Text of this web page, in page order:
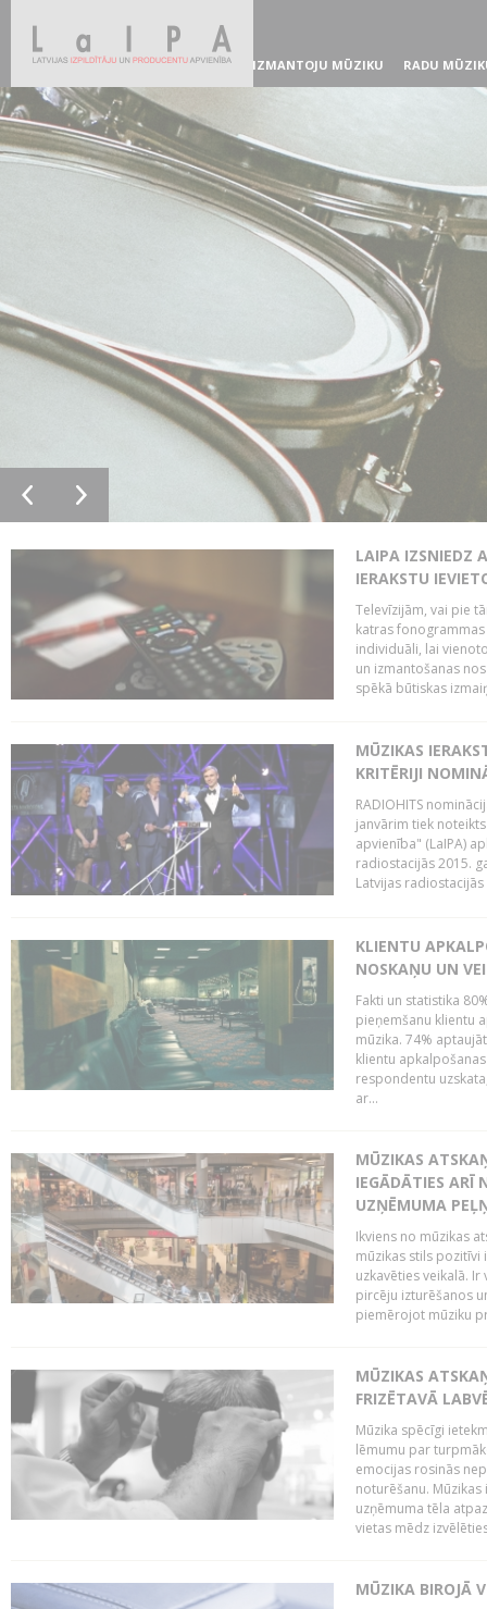
IZMANTOJU MŪZIKU RADU
LAIPA IZSNIEDZ
IERAKSTU
Televīzijām, vai pie
katras
individuāli, lai
un izmantošanas
spēkā būtiskas
MŪZIKAS
KRITĒRIJI
RADIOHITS
janvārim tiek
apvienība" (LaIPA)
radiostacijās 2015.
Latvijas
KLIENTU
NOSKAŅU UN
Fakti un statistika
pieņemšanu klientu
mūzika. 74%
klientu
respondentu
ar...
MŪZIKAS
IEGĀDĀTIES ARĪ
UZŅĒMUMA
Ikviens no mūzikas
mūzikas stils pozitīvi
uzkavēties veikalā.
pircēju izturēšanos
piemērojot mūziku
MŪZIKAS
FRIZĒTAVĀ
Mūzika spēcīgi
lēmumu par
emocijas rosinās
noturēšanu.
uzņēmuma tēla
vietas mēdz
MŪZIKA BIROJĀ